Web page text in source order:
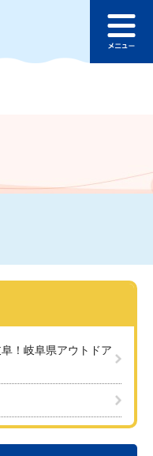
へ
ュ
！岐阜県アウトドア